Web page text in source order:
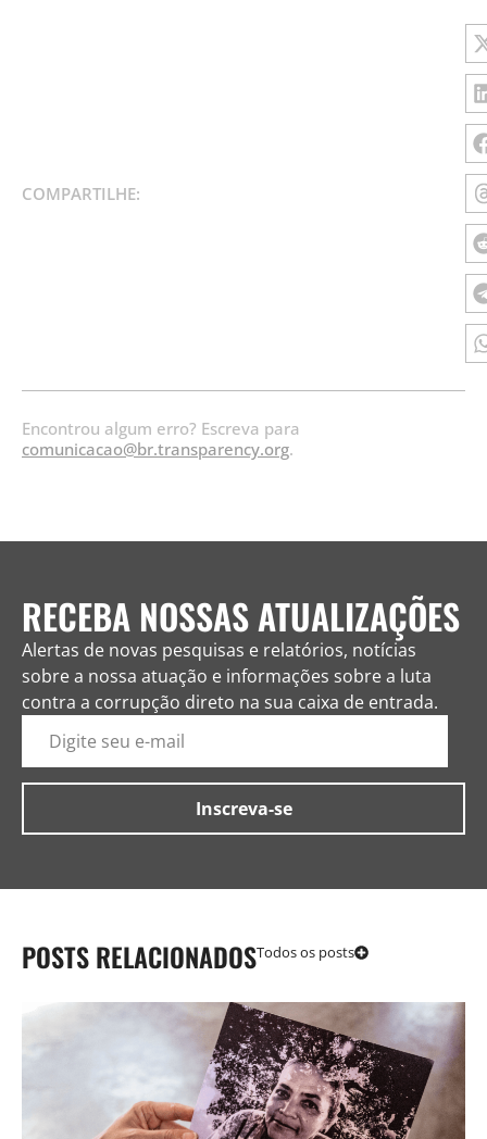
COMPARTILHE:
Encontrou algum erro? Escreva para
comunicacao@br.transparency.org.
RECEBA NOSSAS ATUALIZAÇÕES
Alertas de novas pesquisas e relatórios, notícias
sobre a nossa atuação e informações sobre a luta
contra a corrupção direto na sua caixa de entrada.
POSTS RELACIONADOSTodos os posts